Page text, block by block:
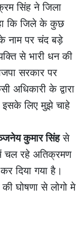
सिंह ने जिला
कि जिले के कुछ
नाम पर चंद बड़े
से भारी धन की
सरकार पर
अधिकारी के द्वारा
इसके लिए मुझे चाहे
कुमार सिंहसे
चल रहे अतिक्रमण
दिया गया है।
घोषणा से लोगो मे